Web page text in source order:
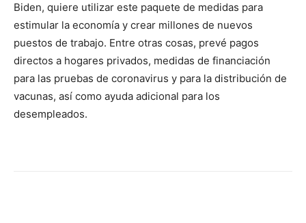
Biden, quiere utilizar este paquete de medidas para
estimular la economía y crear millones de nuevos
puestos de trabajo. Entre otras cosas, prevé pagos
directos a hogares privados, medidas de financiación
para las pruebas de coronavirus y para la distribución de
vacunas, así como ayuda adicional para los
desempleados.